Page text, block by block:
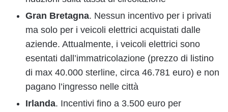
Gran Bretagna. Nessun incentivo per i privati
ma solo per i veicoli elettrici acquistati dalle
aziende. Attualmente, i veicoli elettrici sono
esentati dall’immatricolazione (prezzo di listino
di max 40.000 sterline, circa 46.781 euro) e non
pagano l’ingresso nelle città
Irlanda. Incentivi fino a 3.500 euro per